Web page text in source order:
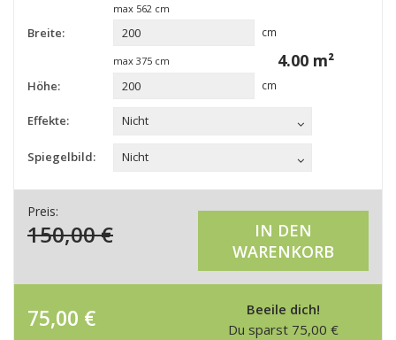
max 562 cm
Breite: cm
max 375cm
Höhe: cm
4.00 m²
Effekte: Nicht
Spiegelbild: Nicht
Preis:
150,00€
IN DEN
WARENKORB
75,00 €
Beeile dich!
Du sparst 75,00 €